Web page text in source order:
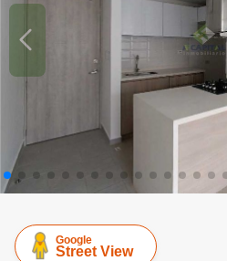
Google
Street View